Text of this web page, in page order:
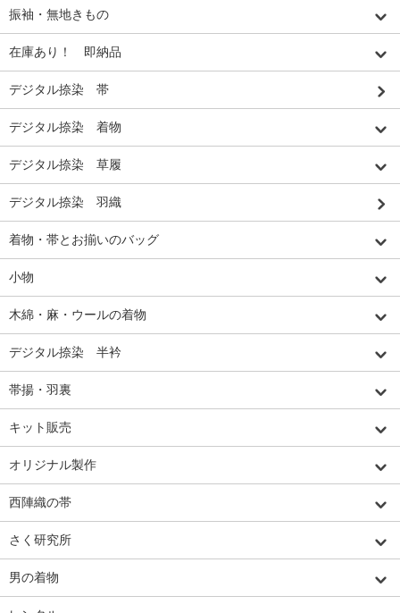
振袖・無地きもの
在庫あり！ 即納品
デジタル捺染 帯
デジタル捺染 着物
デジタル捺染 草履
デジタル捺染 羽織
着物・帯とお揃いのバッグ
小物
木綿・麻・ウールの着物
デジタル捺染 半衿
帯揚・羽裏
キット販売
オリジナル製作
西陣織の帯
さく研究所
男の着物